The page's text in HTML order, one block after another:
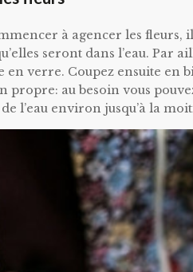
à agencer les fleurs,
seront dans l’eau. Par
en verre. Coupez ensuite en
propre: au besoin vous
de l’eau environ jusqu’à la